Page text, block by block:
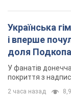
Українська
і вперше
доля
"золото"
У фанатів
покриття з
2 часа назад